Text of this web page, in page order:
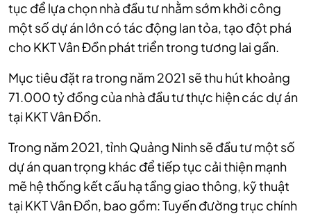
tục để lựa chọn nhà đầu tư nhằm sớm khởi công
một số dự án lớn có tác động lan tỏa, tạo đột phá
cho KKT Vân Đồn phát triển trong tương lai gần.
Mục tiêu đặt ra trong năm 2021 sẽ thu hút khoảng
71.000 tỷ đồng của nhà đầu tư thực hiện các dự án
tại KKT Vân Đồn.
Trong năm 2021, tỉnh Quảng Ninh sẽ đầu tư một số
dự án quan trọng khác để tiếp tục cải thiện mạnh
mẽ hệ thống kết cấu hạ tầng giao thông, kỹ thuật
tại KKT Vân Đồn, bao gồm: Tuyến đường trục chính